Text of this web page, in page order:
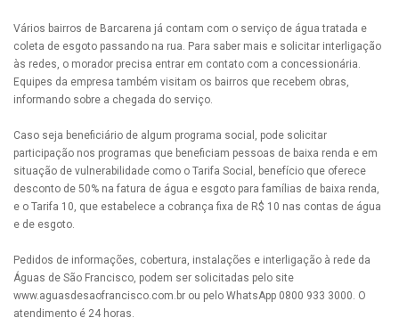
Vários bairros de Barcarena já contam com o serviço de água tratada e
coleta de esgoto passando na rua. Para saber mais e solicitar interligação
às redes, o morador precisa entrar em contato com a concessionária.
Equipes da empresa também visitam os bairros que recebem obras,
informando sobre a chegada do serviço.
Caso seja beneficiário de algum programa social, pode solicitar
participação nos programas que beneficiam pessoas de baixa renda e em
situação de vulnerabilidade como o Tarifa Social, benefício que oferece
desconto de 50% na fatura de água e esgoto para famílias de baixa renda,
e o Tarifa 10, que estabelece a cobrança fixa de R$ 10 nas contas de água
e de esgoto.
Pedidos de informações, cobertura, instalações e interligação à rede da
Águas de São Francisco, podem ser solicitadas pelo site
www.aguasdesaofrancisco.com.br ou pelo WhatsApp 0800 933 3000. O
atendimento é 24 horas.